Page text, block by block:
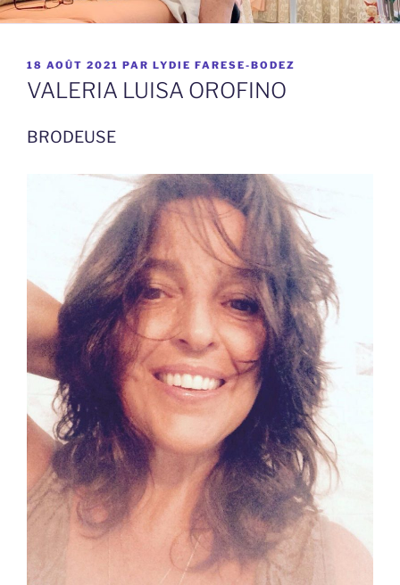
PUBLIÉ
LE
18 AOÛT 2021 PAR LYDIE FARESE-BODEZ
VALERIA LUISA OROFINO
BRODEUSE